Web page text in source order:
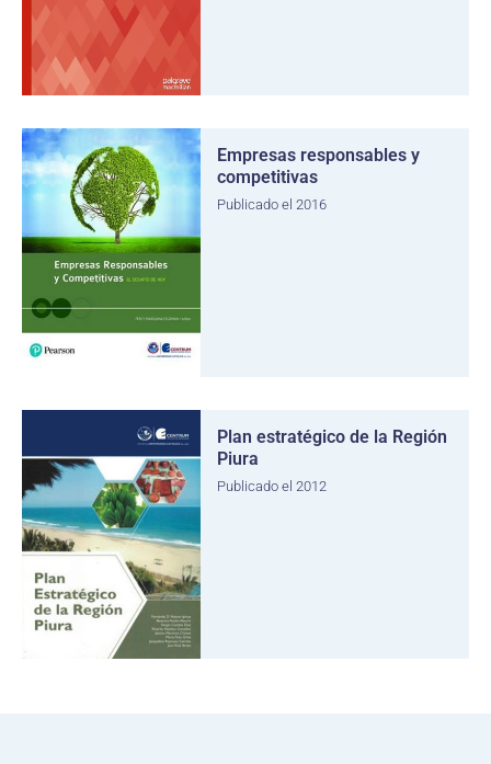
Empresas responsables y
competitivas
Publicado el 2016
Plan estratégico de la Región
Piura
Publicado el 2012